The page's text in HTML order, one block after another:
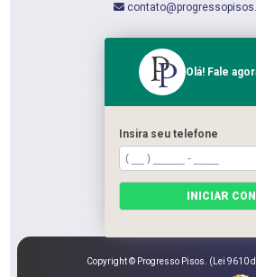
QUEM SOMOS
SERVIÇOS
CATEGORIAS
Copyright © Progresso Pisos. (Lei 9610
Olá! Fale
Insira seu telefone
INICIAR